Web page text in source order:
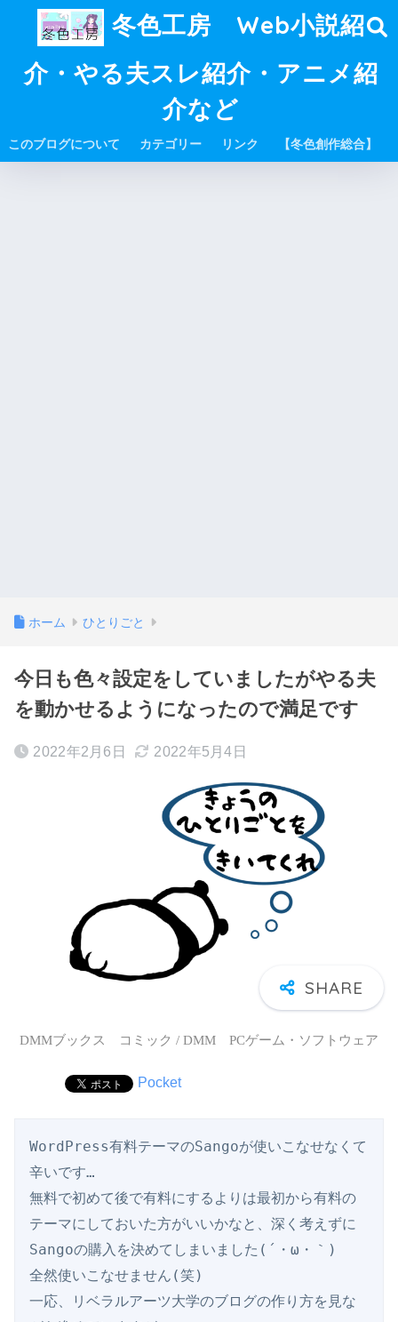
冬色工房 Web小説紹
介・やる夫スレ紹介・アニメ紹
介など
このブログについて カテゴリー リンク 【冬色創作総合】
ホーム ひとりごと
今日も色々設定をしていましたがやる夫
を動かせるようになったので満足です
2022年2月6日 2022年5月4日
DMMブックス コミック / DMM PCゲーム・ソフトウェア
Pocket
WordPress有料テーマのSangoが使いこなせなくて
辛いです…
無料で初めて後で有料にするよりは最初から有料の
テーマにしておいた方がいいかなと、深く考えずに
Sangoの購入を決めてしまいました(´・ω・｀)
全然使いこなせません(笑)
一応、リベラルアーツ大学のブログの作り方を見な